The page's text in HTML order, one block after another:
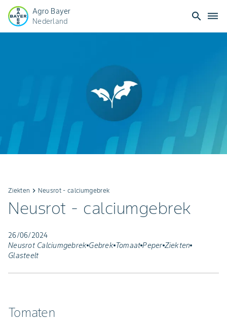
Agro Bayer
Nederland
search dehaze
Ziekten keyboard_arrow_right Neusrot - calciumgebrek
Neusrot - calciumgebrek
26/06/2024
Neusrot Calciumgebrek Gebrek Tomaat Peper Ziekten
Glasteelt
Tomaten